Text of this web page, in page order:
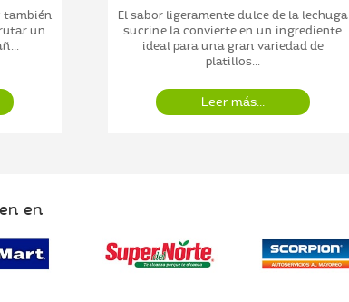
también
un
El sabor ligeramente dulce de la lechuga
sucrine la convierte en un ingrediente
ideal para una gran variedad de
platillos...
Leer más...
en